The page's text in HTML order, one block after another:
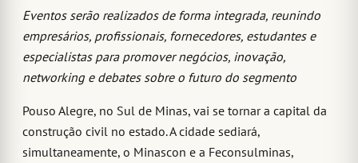
Eventos serão realizados de forma integrada, reunindo
empresários, profissionais, fornecedores, estudantes e
especialistas para promover negócios, inovação,
networking e debates sobre o futuro do segmento
Pouso Alegre, no Sul de Minas, vai se tornar a capital da
construção civil no estado. A cidade sediará,
simultaneamente, o Minascon e a Feconsulminas,